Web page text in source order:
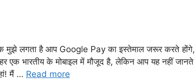
लगता है आप Google Pay का इस्तेमाल जरूर करते होंगे,
भारतीय के मोबाइल में मौजूद है, लेकिन आप यह नहीं जानते
मैं … Read more